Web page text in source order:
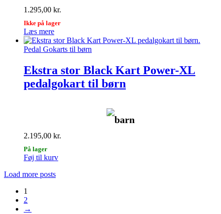
1.295,00 kr.
Ikke på lager
Læs mere
Pedal Gokarts til børn
Ekstra stor Black Kart Power-XL
pedalgokart til børn
barn
2.195,00 kr.
På lager
Føj til kurv
Load more posts
1
2
→